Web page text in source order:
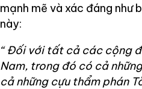
mạnh mẽ và xác đáng như
này:
“ Đối với tất cả các cộng
Nam, trong đó có cả
cả những cựu thẩm phán